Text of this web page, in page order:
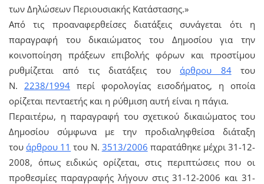
των Δηλώσεων Περιουσιακής Κατάστασης.»
Από τις προαναφερθείσες διατάξεις συνάγεται ότι η
παραγραφή του δικαιώματος του Δημοσίου για την
κοινοποίηση πράξεων επιβολής φόρων και προστίμου
ρυθμίζεται από τις διατάξεις τουάρθρου 84του
Ν. 2238/1994 περί φορολογίας εισοδήματος, η οποία
ορίζεται πενταετής και η ρύθμιση αυτή είναι η πάγια.
Περαιτέρω, η παραγραφή του σχετικού δικαιώματος του
Δημοσίου σύμφωνα με την προδιαληφθείσα διάταξη
τουάρθρου 11 του Ν. 3513/2006 παρατάθηκε μέχρι 31-12-
2008, όπως ειδικώς ορίζεται, στις περιπτώσεις που οι
προθεσμίες παραγραφής λήγουν στις 31-12-2006 και 31-